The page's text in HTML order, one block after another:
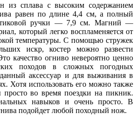
из сплава с высоким содержанием
равен по длине 4,4 см, а полный
ручки — 7,9 см. Магний —
который легко воспламеняется от
температуры. С помощью стружек
искр, костер можно развести
качество огниво невероятно ценно
походов в сложных погодных
аксессуар и для выживания в
Хотя использовать его можно также
просто во время поездки на пикник.
навыков и очень просто. В
подойдет любой походный нож.